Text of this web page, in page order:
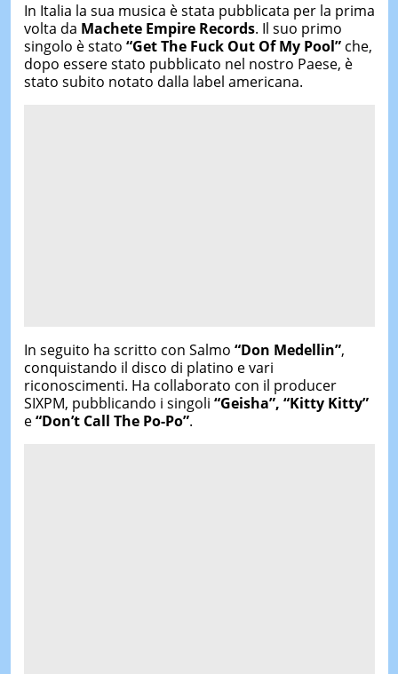
In Italia la sua musica è stata pubblicata per la prima
volta da Machete Empire Records. Il suo primo
singolo è stato “Get The Fuck Out Of My Pool”che,
dopo essere stato pubblicato nel nostro Paese, è
stato subito notato dalla label americana.
In seguito ha scritto con Salmo “Don Medellin”,
conquistando il disco di platino e vari
riconoscimenti. Ha collaborato con il producer
SIXPM, pubblicando i singoli “Geisha”, “Kitty Kitty”
e“Don’t Call The Po-Po”.